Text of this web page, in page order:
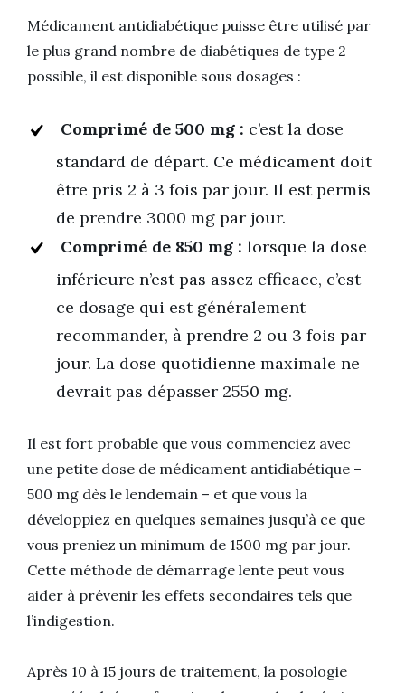
Médicament antidiabétique puisse être utilisé par
le plus grand nombre de diabétiques de type 2
possible, il est disponible sous dosages :
Comprimé de 500 mg : c’est la dose
standard de départ. Ce médicament doit
être pris 2 à 3 fois par jour. Il est permis
de prendre 3000 mg par jour.
Comprimé de 850 mg : lorsque la dose
inférieure n’est pas assez efficace, c’est
ce dosage qui est généralement
recommander, à prendre 2 ou 3 fois par
jour. La dose quotidienne maximale ne
devrait pas dépasser 2550 mg.
Il est fort probable que vous commenciez avec
une petite dose de médicament antidiabétique –
500 mg dès le lendemain – et que vous la
développiez en quelques semaines jusqu’à ce que
vous preniez un minimum de 1500 mg par jour.
Cette méthode de démarrage lente peut vous
aider à prévenir les effets secondaires tels que
l’indigestion.
Après 10 à 15 jours de traitement, la posologie